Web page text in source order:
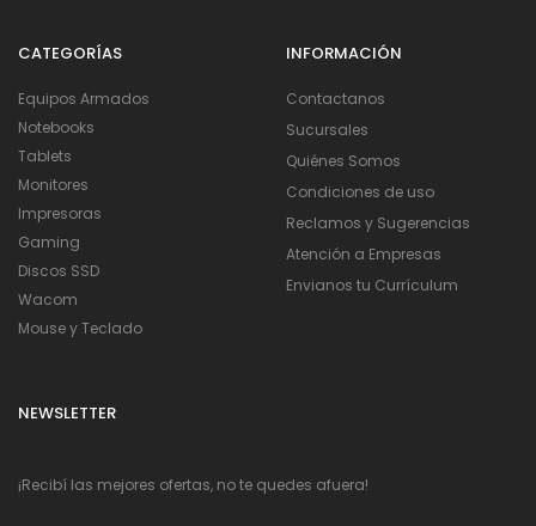
CATEGORÍAS
Equipos Armados
Notebooks
Tablets
Monitores
Impresoras
Gaming
Discos SSD
Wacom
Mouse y Teclado
INFORMACIÓN
Contactanos
Sucursales
Quiénes Somos
Condiciones de uso
Reclamos y Sugerencias
Atención a Empresas
Envianos tu Currículum
NEWSLETTER
¡Recibí las mejores ofertas, no te quedes afuera!